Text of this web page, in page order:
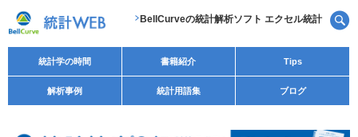
BellCurveの統計解析ソフト エクセル統計
統計学の時間 書籍紹介 Tips
解析事例 統計用語集 ブログ